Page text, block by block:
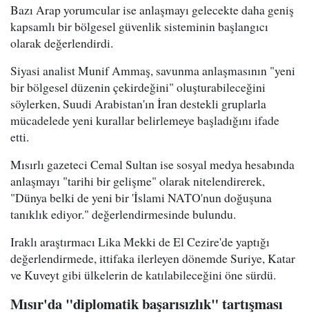
Bazı Arap yorumcular ise anlaşmayı gelecekte daha geniş
kapsamlı bir bölgesel güvenlik sisteminin başlangıcı
olarak değerlendirdi.
Siyasi analist Munif Ammaş, savunma anlaşmasının "yeni
bir bölgesel düzenin çekirdeğini" oluşturabileceğini
söylerken, Suudi Arabistan'ın İran destekli gruplarla
mücadelede yeni kurallar belirlemeye başladığını ifade
etti.
Mısırlı gazeteci Cemal Sultan ise sosyal medya hesabında
anlaşmayı "tarihi bir gelişme" olarak nitelendirerek,
"Dünya belki de yeni bir 'İslami NATO'nun doğuşuna
tanıklık ediyor." değerlendirmesinde bulundu.
Iraklı araştırmacı Lika Mekki de El Cezire'de yaptığı
değerlendirmede, ittifaka ilerleyen dönemde Suriye, Katar
ve Kuveyt gibi ülkelerin de katılabileceğini öne sürdü.
Mısır'da "diplomatik başarısızlık" tartışması